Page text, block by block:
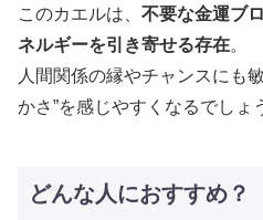
このカエルは、 不要な金運ブ
ネルギーを引き寄せる存在。
人間関係の縁やチャンスにも
かさ”を感じやすくなるでしょ
どんな人におすすめ？